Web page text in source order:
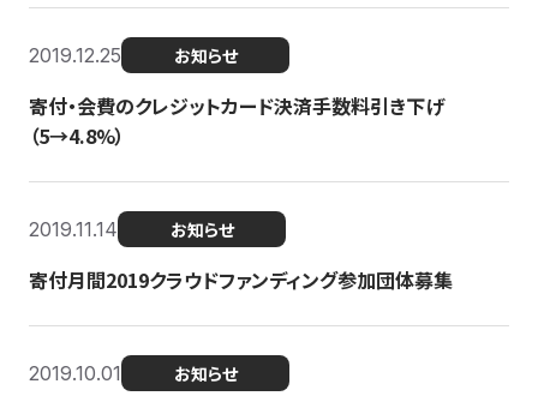
2019.12.25 お知らせ
寄付・会費のクレジットカード決済手数料引き下げ
（5→4.8%）
2019.11.14 お知らせ
寄付月間2019クラウドファンディング参加団体募集
2019.10.01 お知らせ